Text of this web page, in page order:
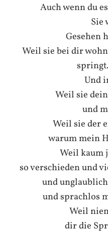
Auch wenn du
Sie
Gesehen
Weil sie bei dir
Und
Weil sie
und
Weil sie der
warum mein
Weil kaum
so verschieden und
und
und sprachlos
Weil
dir die